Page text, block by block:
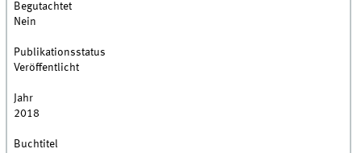
Begutachtet
Nein
Publikationsstatus
Veröffentlicht
Jahr
2018
Buchtitel